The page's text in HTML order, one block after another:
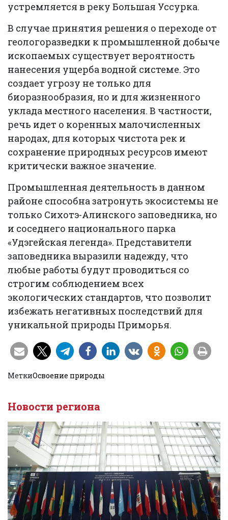
устремляется в реку Большая Уссурка.
В случае принятия решения о переходе от
геологоразведки к промышленной добыче
ископаемых существует вероятность
нанесения ущерба водной системе. Это
создает угрозу не только для
биоразнообразия, но и для жизненного
уклада местного населения. В частности,
речь идет о коренных малочисленных
народах, для которых чистота рек и
сохранение природных ресурсов имеют
критически важное значение.
Промышленная деятельность в данном
районе способна затронуть экосистемы не
только Сихотэ-Алинского заповедника, но
и соседнего национального парка
«Удэгейская легенда». Представители
заповедника выразили надежду, что
любые работы будут проводиться со
строгим соблюдением всех
экологических стандартов, что позволит
избежать негативных последствий для
уникальной природы Приморья.
МеткиОсвоение природы
Новости региона